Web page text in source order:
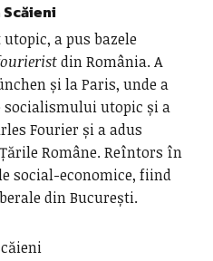
a pus bazele
din România. A
și la Paris, unde a
utopic și a
Fourier și a adus
Române. Reîntors în
social-economice, fiind
din București.